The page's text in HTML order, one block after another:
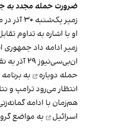
ضرورت حمله مجدد به
زمیر یک‌شنبه ۳۰ آذر در مراسمی که از سوی ارتش اسرائیل برگزار شد، گفت حملات احتمالی این کشور می‌تواند «هم در جبهه‌های نزدیک و هم در جبهه‌های دوردست» انجام شود.
او با اشاره به تداوم
زمیر ادامه داد
ان‌بی‌سی‌نیوز ۲۹ آذر به نقل از منابع آگاه نوشت بنیامین نتانیاهو، نخست‌وزیر اسرائیل، در حال آماده‌سازی برای ارائه گزارشی به دونالد ترامپ، رییس‌جمهوری آمریکا، درباره گزینه‌های
حمله دوباره
به
انتظار می‌رود ترامپ و
هم‌زمان با ادامه گمانه‌زنی‌ها درباره حمله
اسرائیل
به مواضع